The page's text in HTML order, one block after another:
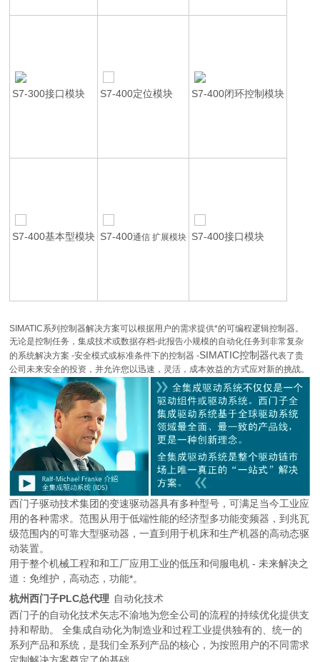
S7-300接口模块 S7-400定位模块 S7-400闭环控制模块
S7-400基本型模块 S7-400通信 扩展模块 S7-400接口模块
SIMATIC系列控制器解决方案可以根据用户的需求提供*的可编程逻辑控制器。
无论是控制任务，集成技术或数据存档-此报告小规模的自动化任务到非常复杂
的系统解决方案 -安全模式或标准条件下的控制器 -SIMATIC控制器代表了贵
公司未来安全的投资，并允许您以迅速，灵活，成本效益的方式应对新的挑战。
西门子驱动技术集团的变速驱动器具有多种型号，可满足当今工业应
用的各种需求。范围从用于低端性能的经济型多功能变频器，到兆瓦
级范围内的可靠大型驱动器，一直到用于机床和生产机器的高动态驱
动装置。
用于整个机械工程和和工厂应用工业的低压和伺服电机 - 未来解决之
道：免维护，高动态，功能*。
杭州西门子PLC总代理 自动化技术
西门子的自动化技术矢志不渝地为您全公司的流程的持续优化提供支
持和帮助。 全集成自动化为制造业和过程工业提供独有的、统一的
系列产品和系统，是我们全系列产品的核心，为按照用户的不同需求